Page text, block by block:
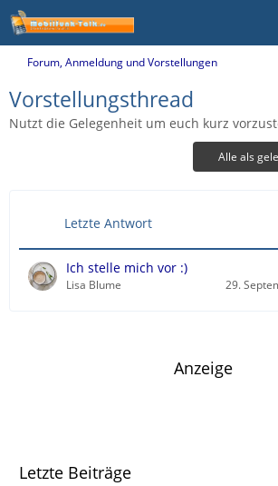
Forum, Anmeldung und Vorstellungen
Vorstellungsthread
Nutzt die Gelegenheit um euch kurz
Alle als
Letzte Antwort
Ich stelle mich vor :)
Lisa Blume
29.
Anzeige
Letzte Beiträge